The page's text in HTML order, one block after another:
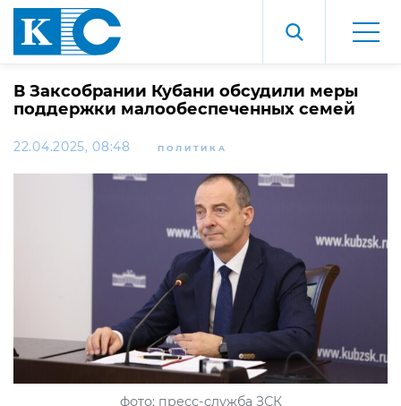
В Заксобрании Кубани обсудили меры
поддержки малообеспеченных семей
22.04.2025, 08:48 ПОЛИТИКА
фото: пресс-служба ЗСК